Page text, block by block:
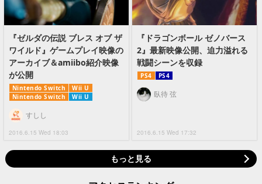
『ゼルダの伝説 ブレス オブ ザ
ワイルド』ゲームプレイ映像の
アーカイブ＆amiibo紹介映像
が公開
Nintendo Switch
Wii U
Nintendo Switch
Wii U
2016.6.15 Wed 18:03
すしし
『ドラゴンボール ゼノバース
2』最新映像公開、迫力溢れる
戦闘シーンを収録
PS4 PS4
2016.6.15 Wed 17:32
臥待 弦
もっと見る